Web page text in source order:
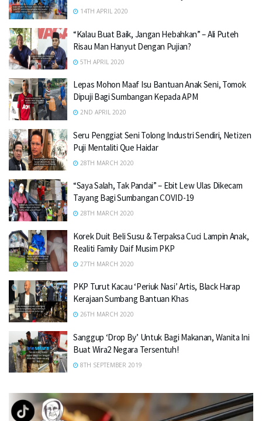
14TH APRIL 2020
“Kalau Buat Baik, Jangan Hebahkan” – Ali Puteh
Risau Man Hanyut Dengan Pujian?
5TH APRIL 2020
Lepas Mohon Maaf Isu Bantuan Anak Seni, Tomok
Dipuji Bagi Sumbangan Kepada APM
2ND APRIL 2020
Seru Penggiat Seni Tolong Industri Sendiri, Netizen
Puji Mentaliti Que Haidar
28TH MARCH 2020
“Saya Salah, Tak Pandai” – Ebit Lew Ulas Dikecam
Tayang Bagi Sumbangan COVID-19
28TH MARCH 2020
Korek Duit Beli Susu & Terpaksa Cuci Lampin Anak,
Realiti Family Daif Musim PKP
27TH MARCH 2020
PKP Turut Kacau ‘Periuk Nasi’ Artis, Black Harap
Kerajaan Sumbang Bantuan Khas
26TH MARCH 2020
Sanggup ‘Drop By’ Untuk Bagi Makanan, Wanita Ini
Buat Wira2 Negara Tersentuh!
8TH SEPTEMBER 2019